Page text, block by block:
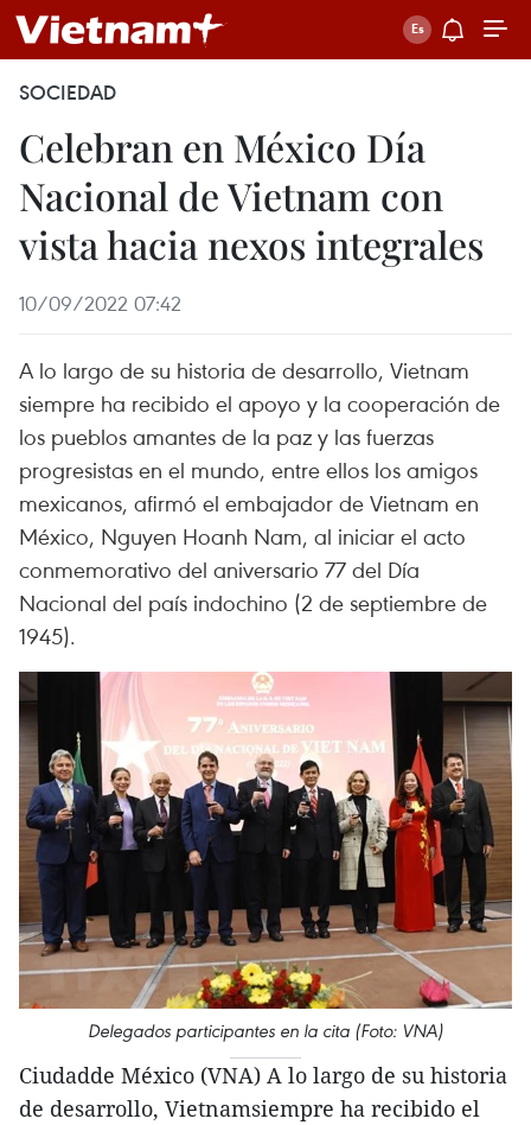
SOCIEDAD
Celebran en México Día
Nacional de Vietnam con
vista hacia nexos integrales
10/09/2022 07:42
A lo largo de su historia de desarrollo, Vietnam
siempre ha recibido el apoyo y la cooperación de
los pueblos amantes de la paz y las fuerzas
progresistas en el mundo, entre ellos los amigos
mexicanos, afirmó el embajador de Vietnam en
México, Nguyen Hoanh Nam, al iniciar el acto
conmemorativo del aniversario 77 del Día
Nacional del país indochino (2 de septiembre de
1945).
Delegados participantes en la cita (Foto: VNA)
Ciudadde México (VNA) A lo largo de su historia
de desarrollo, Vietnamsiempre ha recibido el